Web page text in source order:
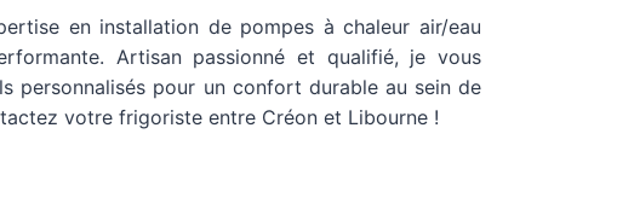
en installation de pompes à chaleur air/eau
Artisan passionné et qualifié, je vous
personnalisés pour un confort durable au sein de
votre frigoriste entre Créon et Libourne !